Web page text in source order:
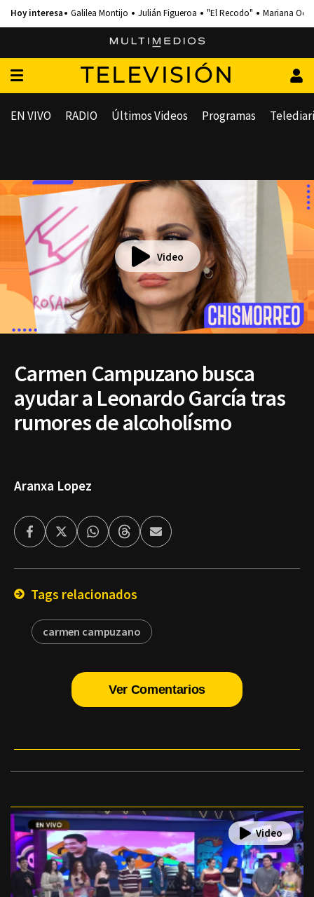
Galilea Montijo Julián Figueroa "El Recodo" Mariana
TELEVISIÓN
EN VIVO RADIO Últimos Videos Programas
Video
Carmen Campuzano busca
ayudar a Leonardo García tras
rumores de alcoholísmo
Aranxa Lopez
FacebookTwitterWhatsappThreadsEnviar
por
Tags relacionados
carmen campuzano
Ver Comentarios